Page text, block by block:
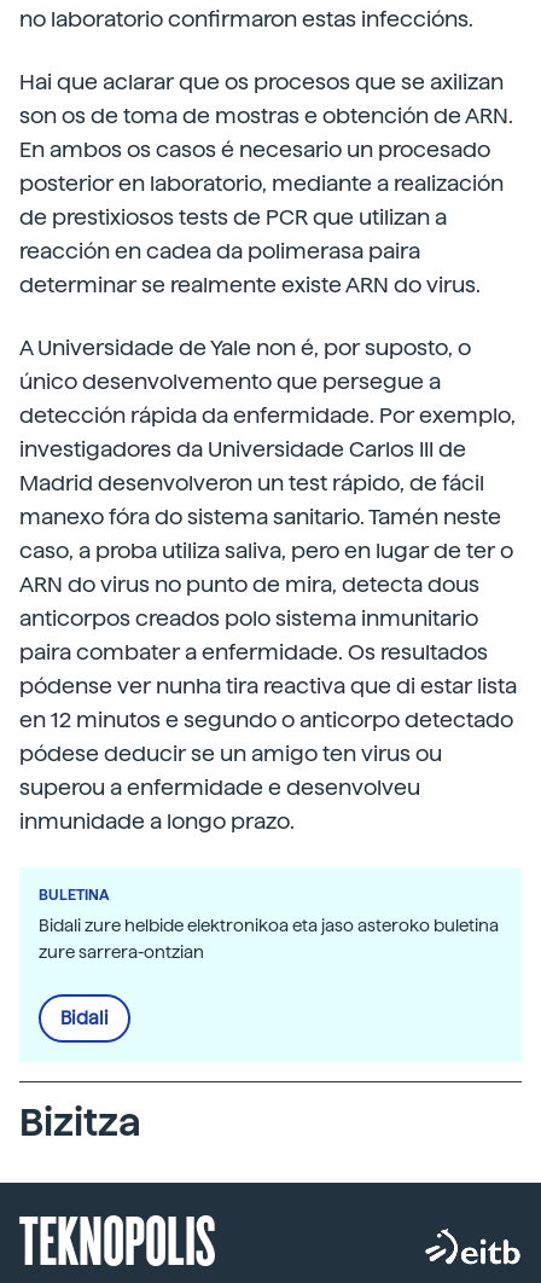
no laboratorio confirmaron estas infeccións.
Hai que aclarar que os procesos que se axilizan
son os de toma de mostras e obtención de ARN.
En ambos os casos é necesario un procesado
posterior en laboratorio, mediante a realización
de prestixiosos tests de PCR que utilizan a
reacción en cadea da polimerasa paira
determinar se realmente existe ARN do virus.
A Universidade de Yale non é, por suposto, o
único desenvolvemento que persegue a
detección rápida da enfermidade. Por exemplo,
investigadores da Universidade Carlos III de
Madrid desenvolveron un test rápido, de fácil
manexo fóra do sistema sanitario. Tamén neste
caso, a proba utiliza saliva, pero en lugar de ter o
ARN do virus no punto de mira, detecta dous
anticorpos creados polo sistema inmunitario
paira combater a enfermidade. Os resultados
pódense ver nunha tira reactiva que di estar lista
en 12 minutos e segundo o anticorpo detectado
pódese deducir se un amigo ten virus ou
superou a enfermidade e desenvolveu
inmunidade a longo prazo.
BULETINA
Bidali zure helbide elektronikoa eta jaso asteroko buletina
zure sarrera-ontzian
Bidali
Bizitza
TEKNOPOLIS